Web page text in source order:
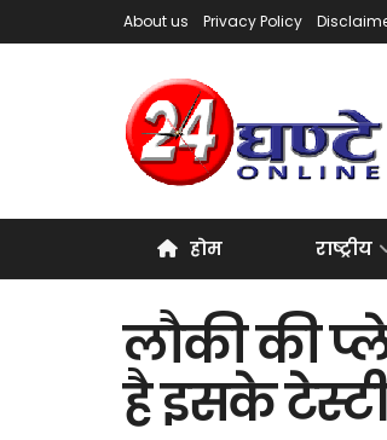
About us Privacy Policy
होम राष्ट्रीय
लौकी की
है इसके